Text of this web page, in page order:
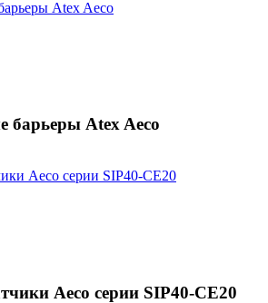
барьеры Atex Aeco
Aeco серии SIP40-CE20